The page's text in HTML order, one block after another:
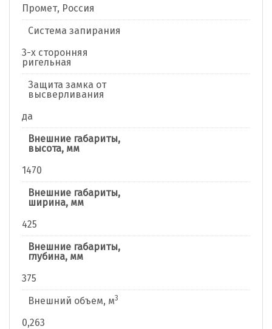
Промет, Россия
Система запирания
3-х сторонняя
ригельная
Защита замка от
высверливания
да
Внешние габариты,
высота, мм
1470
Внешние габариты,
ширина, мм
425
Внешние габариты,
глубина, мм
375
Внешний объем, м3
0,263